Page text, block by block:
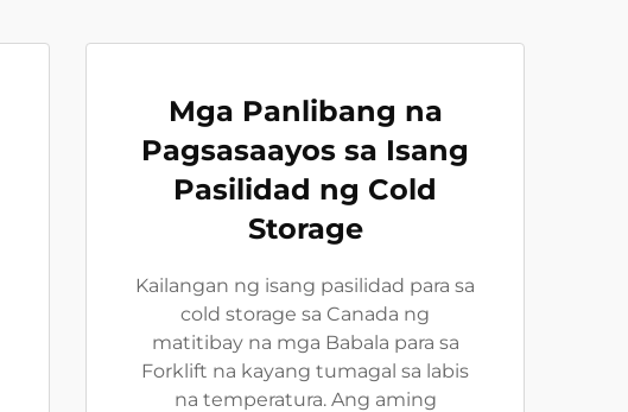
Mga Panlibang na
Pagsasaayos sa Isang
Pasilidad ng Cold
Storage
Kailangan ng isang pasilidad para sa
cold storage sa Canada ng
matitibay na mga Babala para sa
Forklift na kayang tumagal sa labis
na temperatura. Ang aming